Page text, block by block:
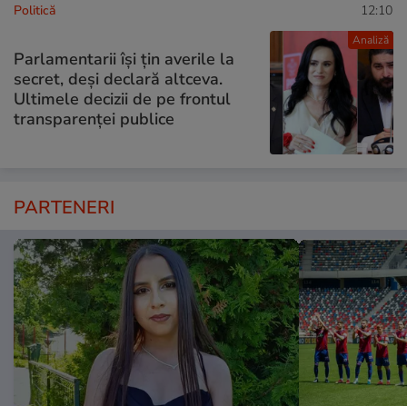
Analiză
Politică 12:10
Parlamentarii își țin averile la
secret, deși declară altceva.
Ultimele decizii de pe frontul
transparenței publice
PARTENERI